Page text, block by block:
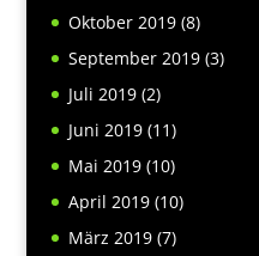
Oktober 2019(8)
September 2019(3)
Juli 2019(2)
Juni 2019(11)
Mai 2019(10)
April 2019(10)
März 2019(7)